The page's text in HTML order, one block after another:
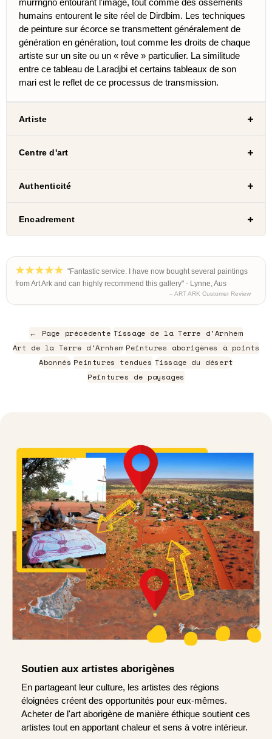
murrngno entourant l'image, tout comme des ossements
humains entourent le site réel de Dirdbim. Les techniques
de peinture sur écorce se transmettent généralement de
génération en génération, tout comme les droits de chaque
artiste sur un site ou un « rêve » particulier. La similitude
entre ce tableau de Laradjbi et certains tableaux de son
mari est le reflet de ce processus de transmission.
Artiste
Centre d'art
Authenticité
Encadrement
"Fantastic service. I have now bought several paintings
from Art Ark and can highly recommend this gallery" - Lynne, Aus
– ART ARK Customer Review
← Page précédente Tissage de la Terre d'Arnhem
Art de la Terre d'Arnhem Peintures aborigènes à points
Abonnés Peintures tendues Tissage du désert
Peintures de paysages
Soutien aux artistes aborigènes
En partageant leur culture, les artistes des régions
éloignées créent des opportunités pour eux-mêmes.
Acheter de l'art aborigène de manière éthique soutient ces
artistes tout en apportant chaleur et sens à votre intérieur.